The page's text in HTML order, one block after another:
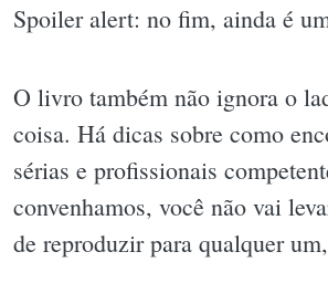
Spoiler alert: no fim, ainda é
O livro também não ignora o
coisa. Há dicas sobre como
sérias e profissionais
convenhamos, você não vai
de reproduzir para qualquer